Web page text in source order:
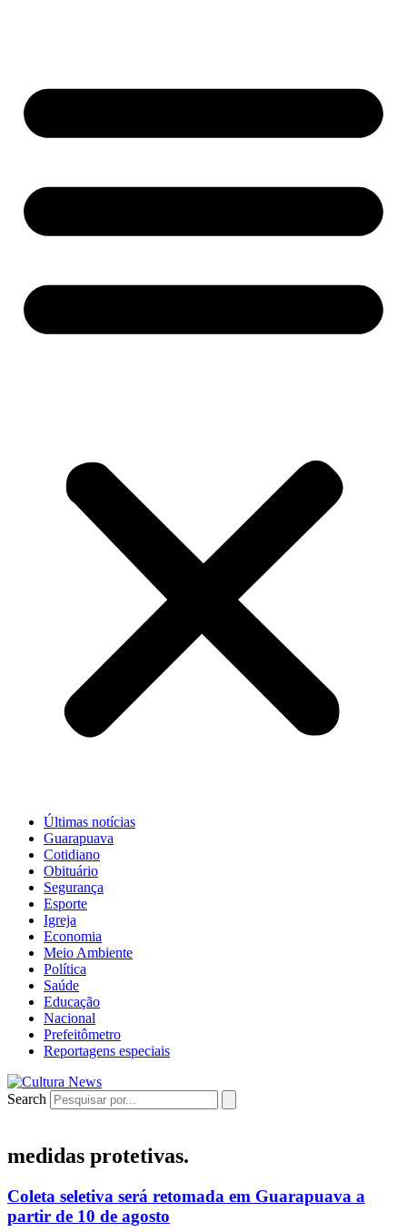
Últimas notícias
Guarapuava
Cotidiano
Obituário
Segurança
Esporte
Igreja
Economia
Meio Ambiente
Política
Saúde
Educação
Nacional
Prefeitômetro
Reportagens especiais
Search
medidas protetivas.
Coleta seletiva será retomada em Guarapuava a
partir de 10 de agosto